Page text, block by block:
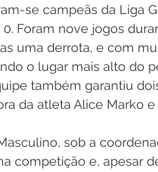
se campeãs da Liga
Foram nove jogos
uma derrota, e com
o lugar mais alto do
também garantiu
da atleta Alice Marko
sob a
competição e, apesar